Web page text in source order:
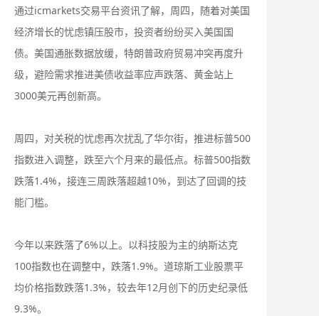
通过icmarkets交易平台资讯了解，周四，随着对美国
经济增长的忧虑镇压股市，投资者纷纷买入美国国
债。美国通胀数据放缓，特朗普政府贸易冲突再度升
级，避险需求推进美债收益率应声跌落、黄金站上
3000美元再创新高。
周四，对关税的忧虑再次扰乱了华尔街，推进标普500
指数进入调整，跌至六个月来的最低点。标普500指数
跌落1.4%，接连三周跌落超越10%，到达了回调的技
能门槛。
今年以来跌落了6%以上。以科技股为主的纳斯达克
100指数也在调整中，跌落1.9%。道琼斯工业股票平
均价格指数跌落1.3%，较去年12月创下的历史纪录低
9.3%。